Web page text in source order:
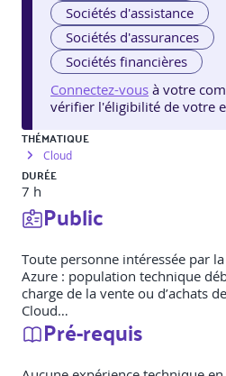
Sociétés d'assistance
Sociétés d'assurances
Sociétés financières
Connectez-vous à votre
vérifier l'éligibilité de votre
THÉMATIQUE
Cloud
DURÉE
7 h
Public
Toute personne intéressée par
Azure : population technique
charge de la vente ou d’achats
Cloud…
Pré-requis